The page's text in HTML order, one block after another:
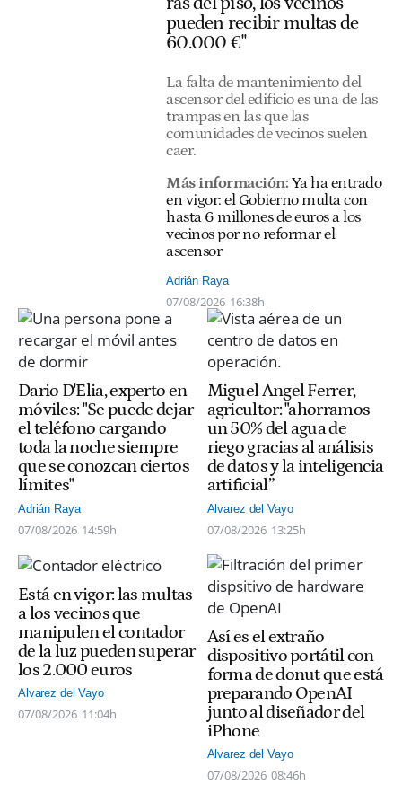
pueden recibir multas de
60.000 €"
La falta de mantenimiento del
ascensor del edificio es una de las
trampas en las que las
comunidades de vecinos suelen
caer.
Más información: Ya ha entrado
en vigor: el Gobierno multa con
hasta 6 millones de euros a los
vecinos por no reformar el
ascensor
Adrián Raya
07/08/2026 16:38h
Dario D'Elia, experto en
móviles: "Se puede dejar
el teléfono cargando
toda la noche siempre
que se conozcan ciertos
límites"
Adrián Raya
07/08/2026 14:59h
Miguel Angel Ferrer,
agricultor: "ahorramos
un 50% del agua de
riego gracias al análisis
de datos y la inteligencia
artificial”
Alvarez del Vayo
07/08/2026 13:25h
Está en vigor: las multas
a los vecinos que
manipulen el contador
de la luz pueden superar
los 2.000 euros
Alvarez del Vayo
07/08/2026 11:04h
Así es el extraño
dispositivo portátil con
forma de donut que está
preparando OpenAI
junto al diseñador del
iPhone
Alvarez del Vayo
07/08/2026 08:46h